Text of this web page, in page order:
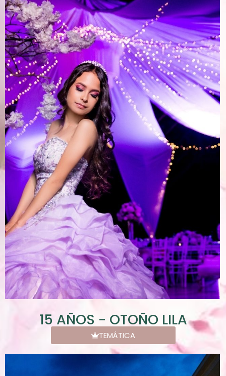
15 AÑOS - OTOÑO LILA
TEMÁTICA